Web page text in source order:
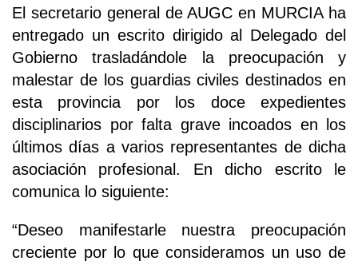
El secretario general de AUGC en MURCIA ha
entregado un escrito dirigido al Delegado del
Gobierno trasladándole la preocupación y
malestar de los guardias civiles destinados en
esta provincia por los doce expedientes
disciplinarios por falta grave incoados en los
últimos días a varios representantes de dicha
asociación profesional. En dicho escrito le
comunica lo siguiente:
“Deseo manifestarle nuestra preocupación
creciente por lo que consideramos un uso de